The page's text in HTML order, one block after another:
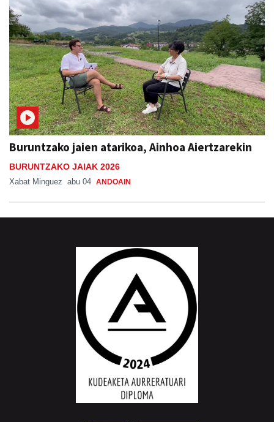
Buruntzako jaien atarikoa, Ainhoa Aiertzarekin
BURUNTZAKO JAIAK 2026
Xabat Minguez abu 04 ANDOAIN